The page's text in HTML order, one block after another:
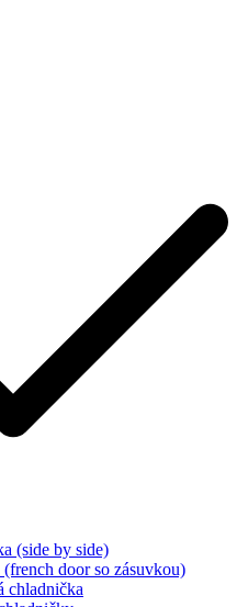
(side by side)
door so zásuvkou)
chladnička